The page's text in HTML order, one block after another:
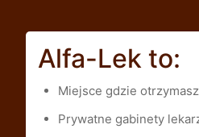
Alfa-Lek to:
Miejsce gdzie
Prywatne gabinety